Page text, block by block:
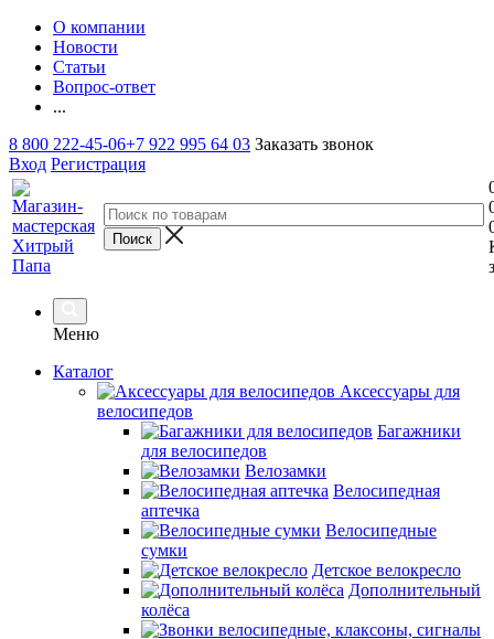
О компании
Новости
Статьи
Вопрос-ответ
...
8 800 222-45-06+7 922 995 64 03 Заказать звонок
Вход Регистрация
Меню
Каталог
Аксессуары для
велосипедов
Багажники
для велосипедов
Велозамки
Велосипедная
аптечка
Велосипедные
сумки
Детское велокресло
Дополнительный
колёса